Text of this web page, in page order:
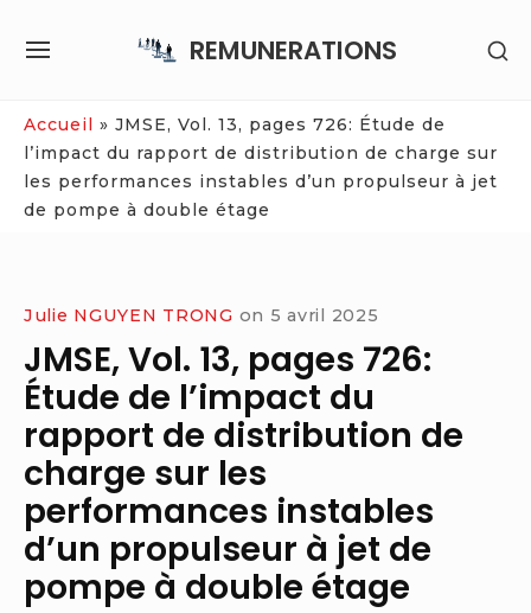
REMUNERATIONS
SITE
Accueil » JMSE, Vol. 13, pages 726: Étude de
l’impact du rapport de distribution de charge sur
les performances instables d’un propulseur à jet
de pompe à double étage
Julie NGUYEN TRONG on 5 avril 2025
JMSE, Vol. 13, pages 726:
Étude de l’impact du
rapport de distribution de
charge sur les
performances instables
d’un propulseur à jet de
pompe à double étage